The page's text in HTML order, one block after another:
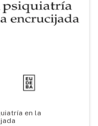
en la